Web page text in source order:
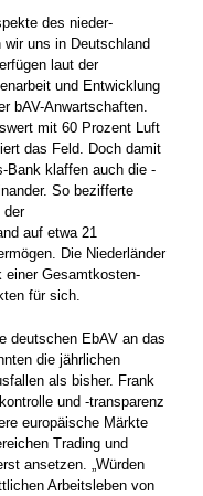
des nieder­
uns in Deutschland
laut der
und Entwicklung
bAV-Anwartschaften.
mit 60 Prozent Luft
das Feld. Doch damit
Bank klaffen auch die
So bezifferte
der
auf etwa 21
Die Niederländer
einer Gesamtkosten­
für sich.
deutschen EbAV an das
die jährlichen
als bisher. Frank
und -transparenz
europäische Märkte
Trading und
ansetzen. „Würden
Arbeits­leben von